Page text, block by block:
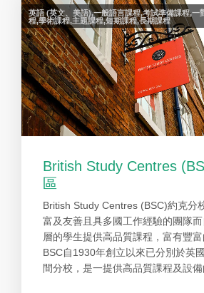
英語 (英文、美語),一般語言課程,考試準備課程,一
程,學術課程,主題課程,短期課程,長期課程
British Study Centres
區
British Study Centres (BSC)約克分
富及友善且具多國工作經驗的團隊
層的學生提供高品質課程，富有豐富
BSC自1930年創立以來已分別於英
間分校，是一提供高品質課程及設備